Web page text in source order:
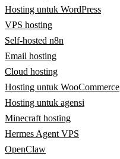
Hosting untuk WordPress
VPS hosting
Self-hosted n8n
Email hosting
Cloud hosting
Hosting untuk WooCommerce
Hosting untuk agensi
Minecraft hosting
Hermes Agent VPS
OpenClaw